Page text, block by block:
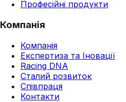
Професійні продукти
Компанія
Компанія
Експертиза та Іновації
Racing DNA
Сталий розвиток
Співпраця
Контакти